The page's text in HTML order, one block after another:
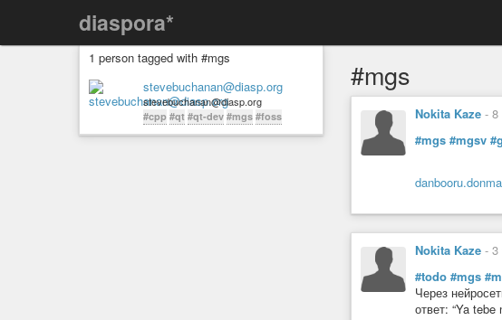
diaspora*
1 person tagged with #mgs
stevebuchanan@diasp.org
stevebuchanan@diasp.org
#cpp #qt #qt-dev #mgs #foss
#mgs
Nokita Kaze - 8
#mgs #mgsv
Nokita Kaze - 3
#todo #mgs
Через
ответ: “Ya